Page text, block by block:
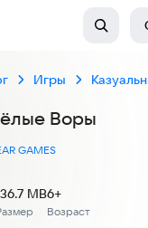
Игры
Воры
GAMES
MB
Возраст
6+